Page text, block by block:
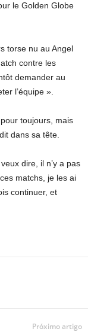
le Golden Globe
torse nu au Angel
contre les
demander au
l’équipe ».
toujours, mais
dans sa tête.
dire, il n’y a pas
matchs, je les ai
continuer, et
Próximo artigo